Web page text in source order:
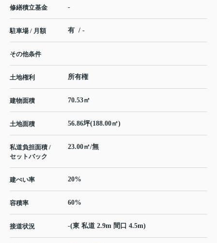
修繕積立基金 -
駐車場 / 月額 有 / -
その他条件
土地権利 所有権
建物面積 70.53㎡
土地面積 56.86坪(188.00㎡)
私道負担面積 /
セットバック
23.00㎡/無
建ぺい率 20%
容積率 60%
接道状況 -(東 私道 2.9m 間口 4.5m)